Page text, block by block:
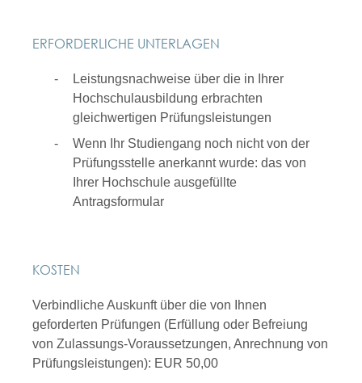
ERFORDERLICHE UNTERLAGEN
Leistungsnachweise über die in Ihrer
Hochschulausbildung erbrachten
gleichwertigen Prüfungsleistungen
Wenn Ihr Studiengang noch nicht von der
Prüfungsstelle anerkannt wurde: das von
Ihrer Hochschule ausgefüllte
Antragsformular
KOSTEN
Verbindliche Auskunft über die von Ihnen
geforderten Prüfungen (Erfüllung oder Befreiung
von Zulassungs-Voraussetzungen, Anrechnung von
Prüfungsleistungen): EUR 50,00